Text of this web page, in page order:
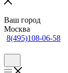
Ваш город
Москва
8(495)108-06-58